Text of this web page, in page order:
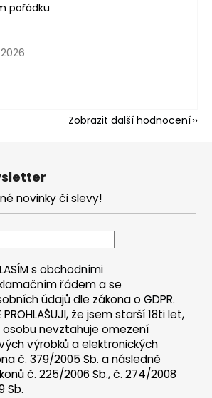
pořádku
obchodu je 5 z 5 hvězdiček.
Zobrazit další hodnocení
novinky či slevy!
s obchodními
řádem a se
údajů dle zákona oGDPR.
PROHLAŠUJI, že jsem starší 18ti let,
nevztahuje omezení
výrobků a elektronických
č. 379/2005 Sb. a následně
č. 225/2006 Sb., č. 274/2008
Sb.